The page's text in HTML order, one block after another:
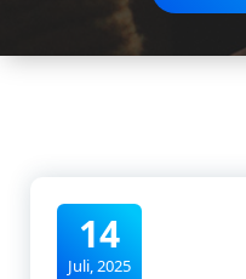
14
Juli, 2025